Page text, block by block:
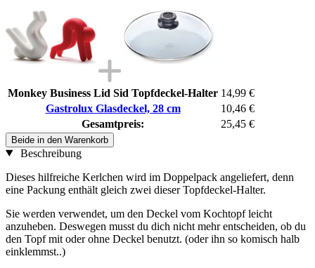
Monkey Business Lid Sid Topfdeckel-Halter 14,99 €
Gastrolux Glasdeckel, 28 cm
10,46 €
Gesamtpreis:
25,45 €
Beide in den Warenkorb
Beschreibung
Dieses hilfreiche Kerlchen wird im Doppelpack angeliefert, denn
eine Packung enthält gleich zwei dieser Topfdeckel-Halter.
Sie werden verwendet, um den Deckel vom Kochtopf leicht
anzuheben. Deswegen musst du dich nicht mehr entscheiden, ob du
den Topf mit oder ohne Deckel benutzt. (oder ihn so komisch halb
einklemmst..)